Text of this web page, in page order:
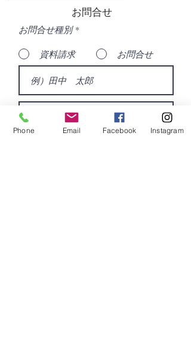
お問合せ種別 *
資料請求 お問合せ
お問合せ
Phone Email Facebook Instagram